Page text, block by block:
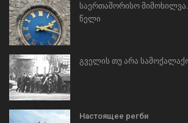
საერთაშორისო მიმოხილვა.
წელი
გველის თუ არა
Настоящее регби